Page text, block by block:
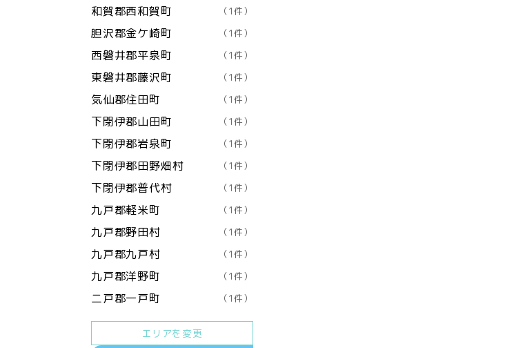
和賀郡西和賀町 （1件）
胆沢郡金ケ崎町 （1件）
西磐井郡平泉町 （1件）
東磐井郡藤沢町 （1件）
気仙郡住田町 （1件）
下閉伊郡山田町 （1件）
下閉伊郡岩泉町 （1件）
下閉伊郡田野畑村 （1件）
下閉伊郡普代村 （1件）
九戸郡軽米町 （1件）
九戸郡野田村 （1件）
九戸郡九戸村 （1件）
九戸郡洋野町 （1件）
二戸郡一戸町 （1件）
エリアを変更